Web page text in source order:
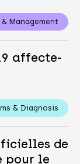
Management
affecte-
& Diagnosis
de
pour le